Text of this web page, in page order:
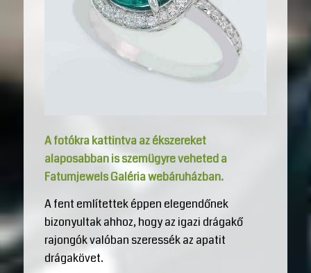
A fotókra kattintva az ékszereket
alaposabban is szemügyre veheted a
Fatumjewels Galéria webáruházban.
A fent említettek éppen elegendőnek
bizonyultak ahhoz, hogy az igazi drágakő
rajongók valóban szeressék az apatit
drágakövet.